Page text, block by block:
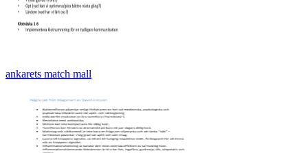
ankarets match mall